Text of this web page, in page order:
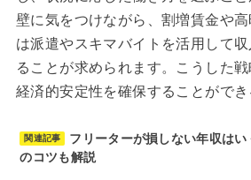
壁に気をつけながら、割増賃金や
は派遣やスキマバイトを活用して
ることが求められます。こうした
経済的安定性を確保することができ
関連記事
フリーターが損しない年収は
のコツも解説